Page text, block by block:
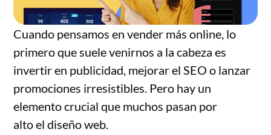
Cuando pensamos en vender más online, lo
primero que suele venirnos a la cabeza es
invertir en publicidad, mejorar el SEO o lanzar
promociones irresistibles. Pero hay un
elemento crucial que muchos pasan por
altoel diseño web.